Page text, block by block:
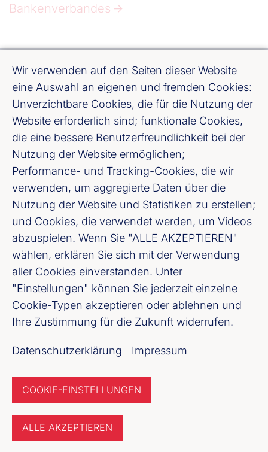
Bankenverbandes
Wir verwenden auf den Seiten dieser Website
eine Auswahl an eigenen und fremden Cookies:
Unverzichtbare Cookies, die für die Nutzung der
Website erforderlich sind; funktionale Cookies,
die eine bessere Benutzerfreundlichkeit bei der
Nutzung der Website ermöglichen;
Performance- und Tracking-Cookies, die wir
verwenden, um aggregierte Daten über die
Nutzung der Website und Statistiken zu erstellen;
und Cookies, die verwendet werden, um Videos
abzuspielen. Wenn Sie "ALLE AKZEPTIEREN"
wählen, erklären Sie sich mit der Verwendung
aller Cookies einverstanden. Unter
"Einstellungen" können Sie jederzeit einzelne
Cookie-Typen akzeptieren oder ablehnen und
Ihre Zustimmung für die Zukunft widerrufen.
Datenschutzerklärung Impressum
COOKIE-EINSTELLUNGEN
ALLE AKZEPTIEREN
Bundesverband deutscher Banken e. V.
Burgstraße 28, 10178 Berlin
Fußzeile (Bankenverband)
Impressum
LinkedIn
Youtube
Cookie-Einstellungen
Datenschutz
Jetzt anmelden